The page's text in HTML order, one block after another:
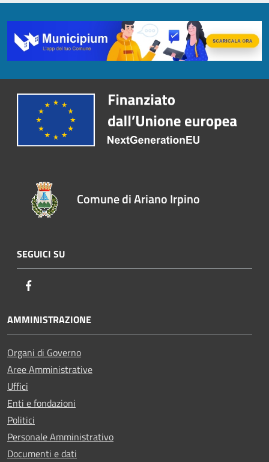
Comune di Ariano Irpino
SEGUICI SU
AMMINISTRAZIONE
Organi di Governo
Aree Amministrative
Uffici
Enti e fondazioni
Politici
Personale Amministrativo
Documenti e dati